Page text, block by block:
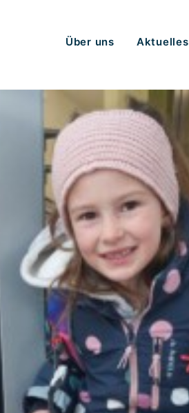
Über uns Aktuelles